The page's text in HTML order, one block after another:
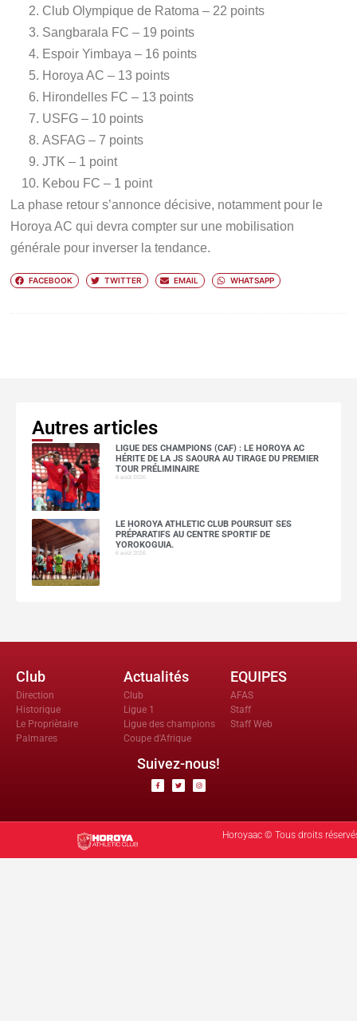
Club Olympique de Ratoma – 22 points
Sangbarala FC – 19 points
Espoir Yimbaya – 16 points
Horoya AC – 13 points
Hirondelles FC – 13 points
USFG – 10 points
ASFAG – 7 points
JTK – 1 point
Kebou FC – 1 point
La phase retour s’annonce décisive, notamment pour le
Horoya AC qui devra compter sur une mobilisation
générale pour inverser la tendance.
FACEBOOK TWITTER EMAIL WHATSAPP
Autres articles
LIGUE DES CHAMPIONS (CAF) : LE HOROYA AC
HÉRITE DE LA JS SAOURA AU TIRAGE DU PREMIER
TOUR PRÉLIMINAIRE
6 août 2026
LE HOROYA ATHLETIC CLUB POURSUIT SES
PRÉPARATIFS AU CENTRE SPORTIF DE
YOROKOGUIA.
6 août 2026
Club
Direction
Historique
Le Propriètaire
Palmares
Actualités
Club
Ligue 1
Ligue des champions
Coupe d'Afrique
EQUIPES
AFAS
Staff
Staff Web
Suivez-nous!
Horoyaac © Tous droits